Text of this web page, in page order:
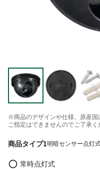
※商品のデザインや仕様、原産国
ご指定はできませんのでご了承く
商品タイプ1明暗センサー点灯
常時点灯式